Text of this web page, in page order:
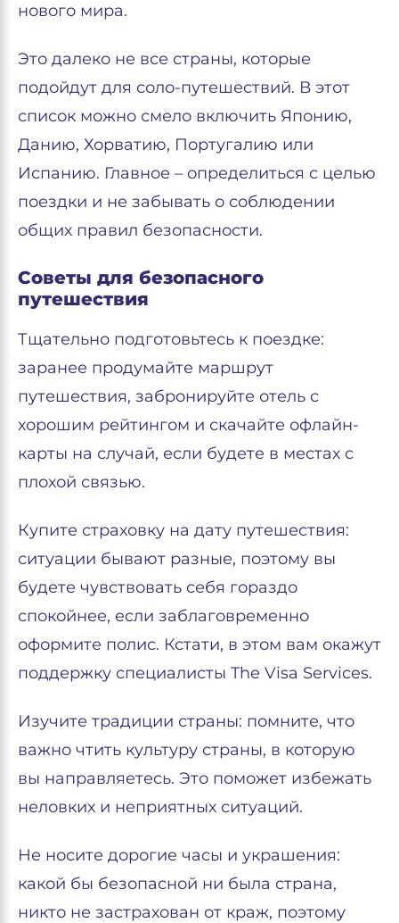
нового мира.
Это далеко не все страны, которые
подойдут для соло-путешествий. В этот
список можно смело включить Японию,
Данию, Хорватию, Португалию или
Испанию. Главное – определиться с целью
поездки и не забывать о соблюдении
общих правил безопасности.
Советы для безопасного
путешествия
Тщательно подготовьтесь к поездке:
заранее продумайте маршрут
путешествия, забронируйте отель с
хорошим рейтингом и скачайте офлайн-
карты на случай, если будете в местах с
плохой связью.
Купите страховку на дату путешествия:
ситуации бывают разные, поэтому вы
будете чувствовать себя гораздо
спокойнее, если заблаговременно
оформите полис. Кстати, в этом вам окажут
поддержку специалисты The Visa Services.
Изучите традиции страны: помните, что
важно чтить культуру страны, в которую
вы направляетесь. Это поможет избежать
неловких и неприятных ситуаций.
Не носите дорогие часы и украшения:
какой бы безопасной ни была страна,
никто не застрахован от краж, поэтому